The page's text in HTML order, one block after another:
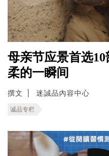
母亲节应景首选
柔的一瞬间
撰文 迷誠品內容中心
诚品专栏